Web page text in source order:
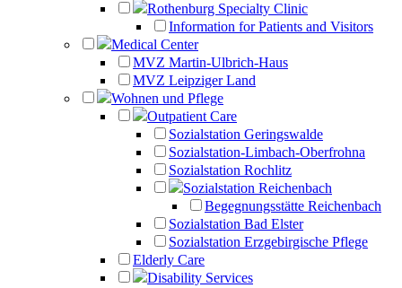
Rothenburg Specialty Clinic
Information for Patients and Visitors
Medical Center
MVZ Martin-Ulbrich-Haus
MVZ Leipziger Land
Wohnen und Pflege
Outpatient Care
Sozialstation Geringswalde
Sozialstation-Limbach-Oberfrohna
Sozialstation Rochlitz
Sozialstation Reichenbach
Begegnungsstätte Reichenbach
Sozialstation Bad Elster
Sozialstation Erzgebirgische Pflege
Elderly Care
Disability Services